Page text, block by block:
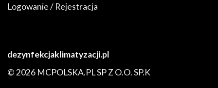
Logowanie / Rejestracja
dezynfekcjaklimatyzacji.pl
© 2026 MCPOLSKA.PL SP Z O.O. SP.K